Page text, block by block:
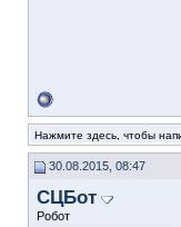
Нажмите здесь, чтобы
30.08.2015, 08:47
СЦБот
Робот